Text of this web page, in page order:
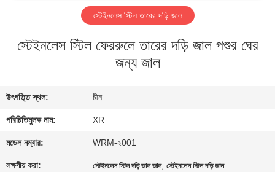
যোগাযোগ
করুন
স্টেইনলেস স্টিল তারের দড়ি জাল
স্টেইনলেস স্টিল ফেররুলে তারের দড়ি জাল পশুর ঘের
জন্য জাল
উৎপত্তি স্থল: চীন
পরিচিতিমুলক নাম: XR
মডেল নম্বার: WRM-২001
লক্ষণীয় করা: স্টেইনলেস স্টিল দড়ি জাল জাল,স্টেইনলেস স্টিল দড়ি জাল